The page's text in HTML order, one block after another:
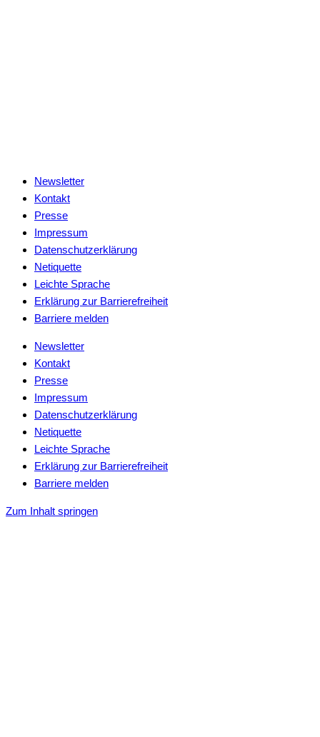
Newsletter
Kontakt
Presse
Impressum
Datenschutzerklärung
Netiquette
Leichte Sprache
Erklärung zur Barrierefreiheit
Barriere melden
Newsletter
Kontakt
Presse
Impressum
Datenschutzerklärung
Netiquette
Leichte Sprache
Erklärung zur Barrierefreiheit
Barriere melden
Zum Inhalt springen